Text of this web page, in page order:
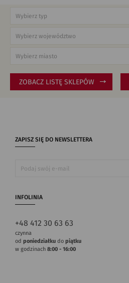
ZOBACZ LISTĘ SKLEPÓW
ZAPISZ SIĘ DO NEWSLETTERA
INFOLINIA
+48 412 30 63 63
czynna
od poniedziałku do piątku
w godzinach 8:00 - 16:00